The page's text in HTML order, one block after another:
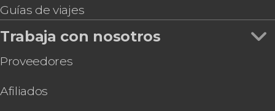
Guías de viajes
Trabaja con nosotros
Proveedores
Afiliados